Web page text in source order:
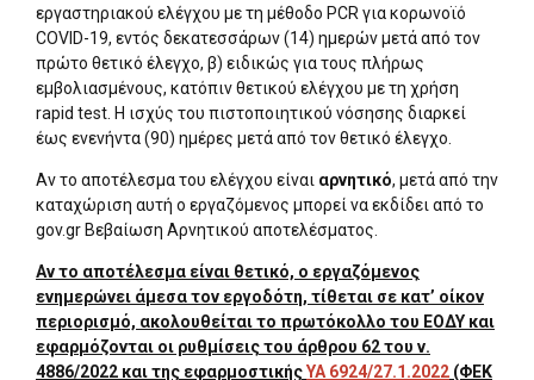
εργαστηριακού ελέγχου με τη μέθοδο PCR για κορωνοϊό
COVID-19, εντός δεκατεσσάρων (14) ημερών μετά από τον
πρώτο θετικό έλεγχο, β) ειδικώς για τους πλήρως
εμβολιασμένους, κατόπιν θετικού ελέγχου με τη χρήση
rapid test. Η ισχύς του πιστοποιητικού νόσησης διαρκεί
έως ενενήντα (90) ημέρες μετά από τον θετικό έλεγχο.
Αν το αποτέλεσμα του ελέγχου είναι αρνητικό, μετά από την
καταχώριση αυτή ο εργαζόμενος μπορεί να εκδίδει από το
gov.gr Βεβαίωση Αρνητικού αποτελέσματος.
Αν το αποτέλεσμα είναι θετικό, ο εργαζόμενος
ενημερώνει άμεσα τον εργοδότη, τίθεται σε κατ’ οίκον
περιορισμό, ακολουθείται το πρωτόκολλο του ΕΟΔΥ και
εφαρμόζονται οι ρυθμίσεις του άρθρου 62 του ν.
4886/2022 και της εφαρμοστικήςΥΑ 6924/27.1.2022 (ΦΕΚ